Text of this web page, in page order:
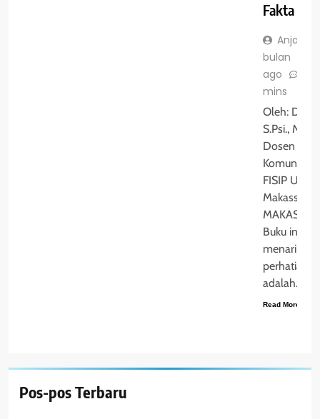
Fakta
Anjas
bulan
ago
mins
Oleh: Dr.
S.Psi.,
Dosen Ilmu
Komunikasi
FISIP UIT
Makassar
Buku ini
menarik
perhatian
adalah…
Read More
Pos-pos Terbaru